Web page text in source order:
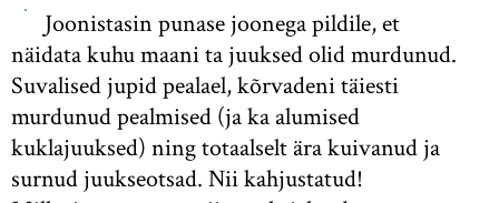
Joonistasin punase joonega pildile, et
näidata kuhu maani ta juuksed olid murdunud.
Suvalised jupid pealael, kõrvadeni täiesti
murdunud pealmised (ja ka alumised
kuklajuuksed) ning totaalselt ära kuivanud ja
surnud juukseotsad. Nii kahjustatud!